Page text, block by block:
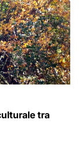
tra